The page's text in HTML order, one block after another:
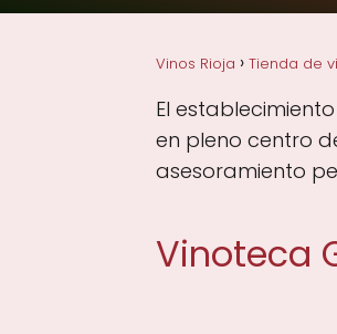
Vinos Rioja Tienda de
El
en pleno centro
asesoramiento
Vinoteca